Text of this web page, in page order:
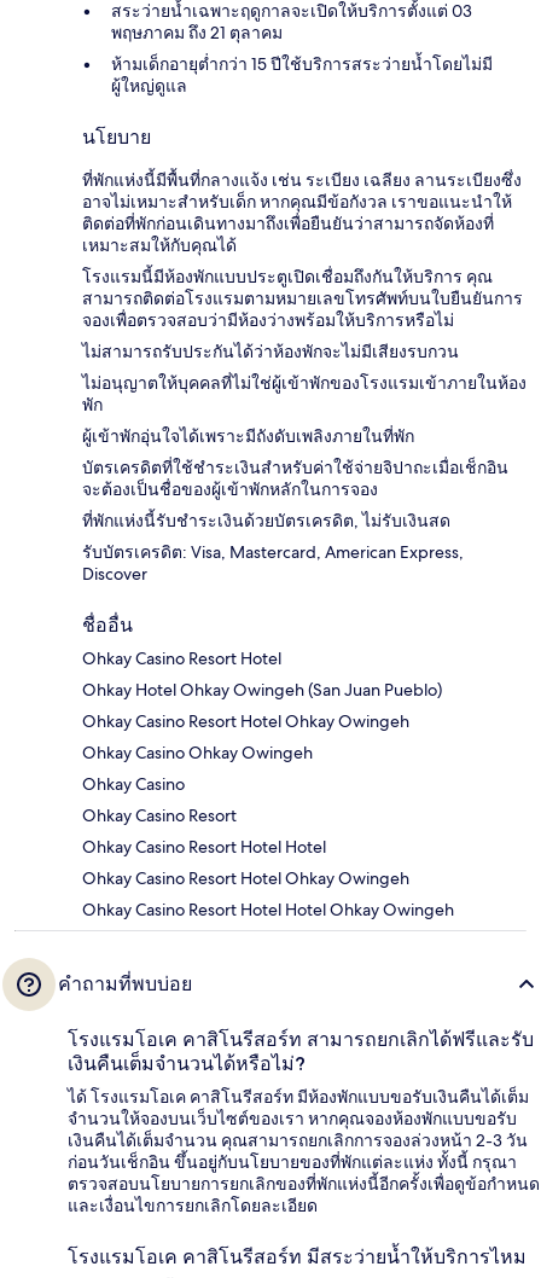
สระว่ายน้ำเฉพาะฤดูกาลจะเปิดให้บริการตั้งแต่ 03
พฤษภาคม ถึง 21 ตุลาคม
ห้ามเด็กอายุต่ำกว่า 15 ปีใช้บริการสระว่ายน้ำโดยไม่มี
ผู้ใหญ่ดูแล
นโยบาย
ที่พักแห่งนี้มีพื้นที่กลางแจ้ง เช่น ระเบียง เฉลียง ลานระเบียงซึ่ง
อาจไม่เหมาะสำหรับเด็ก หากคุณมีข้อกังวล เราขอแนะนำให้
ติดต่อที่พักก่อนเดินทางมาถึงเพื่อยืนยันว่าสามารถจัดห้องที่
เหมาะสมให้กับคุณได้
โรงแรมนี้มีห้องพักแบบประตูเปิดเชื่อมถึงกันให้บริการ คุณ
สามารถติดต่อโรงแรมตามหมายเลขโทรศัพท์บนใบยืนยันการ
จองเพื่อตรวจสอบว่ามีห้องว่างพร้อมให้บริการหรือไม่
ไม่สามารถรับประกันได้ว่าห้องพักจะไม่มีเสียงรบกวน
ไม่อนุญาตให้บุคคลที่ไม่ใช่ผู้เข้าพักของโรงแรมเข้าภายในห้อง
พัก
ผู้เข้าพักอุ่นใจได้เพราะมีถังดับเพลิงภายในที่พัก
บัตรเครดิตที่ใช้ชำระเงินสำหรับค่าใช้จ่ายจิปาถะเมื่อเช็กอิน
จะต้องเป็นชื่อของผู้เข้าพักหลักในการจอง
ที่พักแห่งนี้รับชำระเงินด้วยบัตรเครดิต, ไม่รับเงินสด
รับบัตรเครดิต: Visa, Mastercard, American Express,
Discover
ชื่ออื่น
Ohkay Casino Resort Hotel
Ohkay Hotel Ohkay Owingeh (San Juan Pueblo)
Ohkay Casino Resort Hotel Ohkay Owingeh
Ohkay Casino Ohkay Owingeh
Ohkay Casino
Ohkay Casino Resort
Ohkay Casino Resort Hotel Hotel
Ohkay Casino Resort Hotel Ohkay Owingeh
Ohkay Casino Resort Hotel Hotel Ohkay Owingeh
คำถามที่พบบ่อย
โรงแรมโอเค คาสิโนรีสอร์ท สามารถยกเลิกได้ฟรีและรับ
เงินคืนเต็มจำนวนได้หรือไม่?
ได้ โรงแรมโอเค คาสิโนรีสอร์ท มีห้องพักแบบขอรับเงินคืนได้เต็ม
จำนวนให้จองบนเว็บไซต์ของเรา หากคุณจองห้องพักแบบขอรับ
เงินคืนได้เต็มจำนวน คุณสามารถยกเลิกการจองล่วงหน้า 2-3 วัน
ก่อนวันเช็กอิน ขึ้นอยู่กับนโยบายของที่พักแต่ละแห่ง ทั้งนี้ กรุณา
ตรวจสอบนโยบายการยกเลิกของที่พักแห่งนี้อีกครั้งเพื่อดูข้อกำหนด
และเงื่อนไขการยกเลิกโดยละเอียด
โรงแรมโอเค คาสิโนรีสอร์ท มีสระว่ายน้ำให้บริการไหม